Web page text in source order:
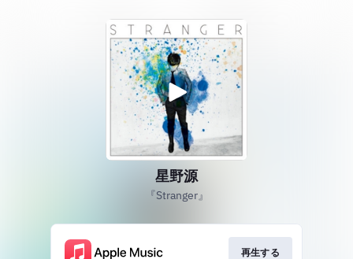
星野源
『Stranger』
再生する